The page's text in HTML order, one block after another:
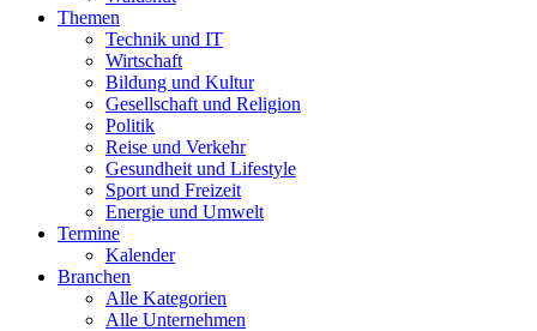
Themen
Technik und IT
Wirtschaft
Bildung und Kultur
Gesellschaft und Religion
Politik
Reise und Verkehr
Gesundheit und Lifestyle
Sport und Freizeit
Energie und Umwelt
Termine
Kalender
Branchen
Alle Kategorien
Alle Unternehmen